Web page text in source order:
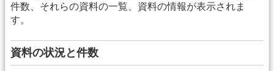
件数、それらの資料の一覧、資料の情報が表示されま
す。
資料の状況と件数